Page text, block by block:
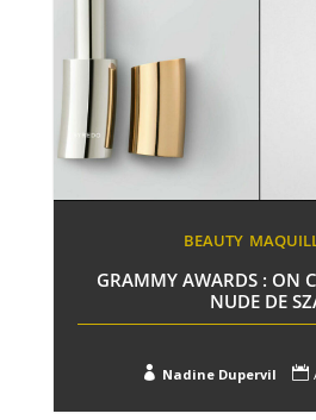
BEAUTY
GRAMMY AWARDS : ON
NUDE DE
 Nadine Dupervil 